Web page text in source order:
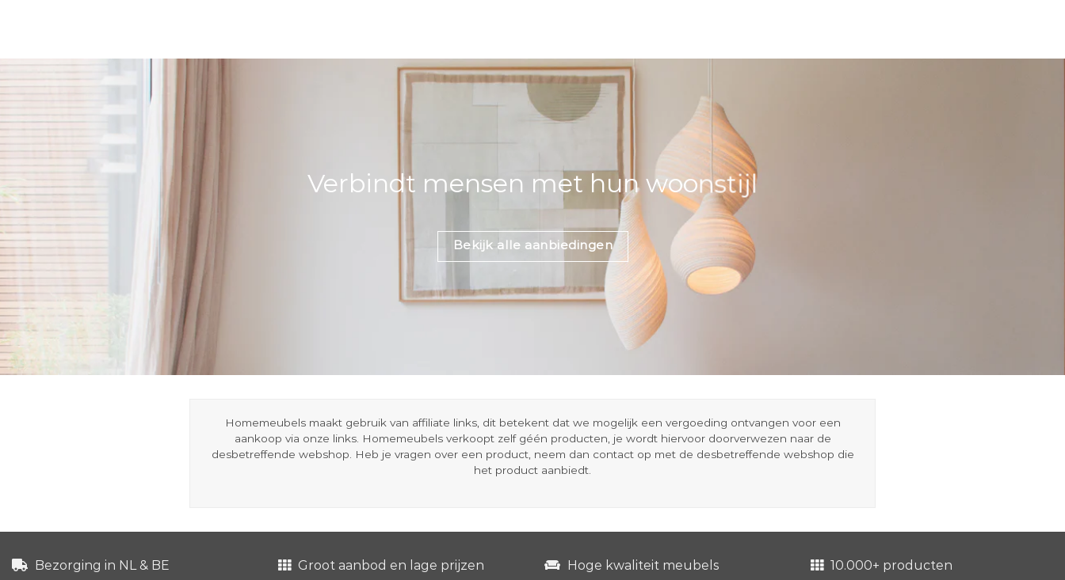
Verbindt mensen met hun woonstijl
Bekijk alle aanbiedingen
Homemeubels maakt gebruik van affiliate links, dit betekent dat we mogelijk een vergoeding ontvangen voor een
aankoop via onze links. Homemeubels verkoopt zelf géén producten, je wordt hiervoor doorverwezen naar de
desbetreffende webshop. Heb je vragen over een product, neem dan contact op met de desbetreffende webshop die
het product aanbiedt.
Bezorging in NL & BE Groot aanbod en lage prijzen Hoge kwaliteit meubels 10.000+ producten